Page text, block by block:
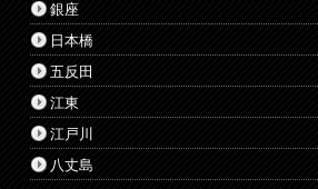
銀座
日本橋
五反田
江東
江戸川
八丈島